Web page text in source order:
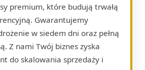
premium, które budują trwałą
Gwarantujemy
w siedem dni oraz pełną
Z nami Twój biznes zyska
do skalowania sprzedaży i